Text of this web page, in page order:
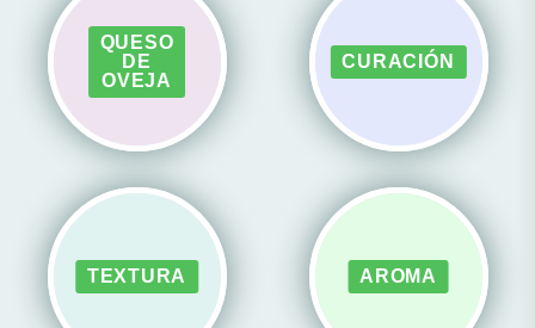
QUESO
DE
OVEJA
CURACIÓN
TEXTURA AROMA